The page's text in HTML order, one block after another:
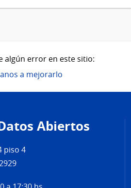
algún error en este sitio:
a mejorarlo
Abiertos
piso 4